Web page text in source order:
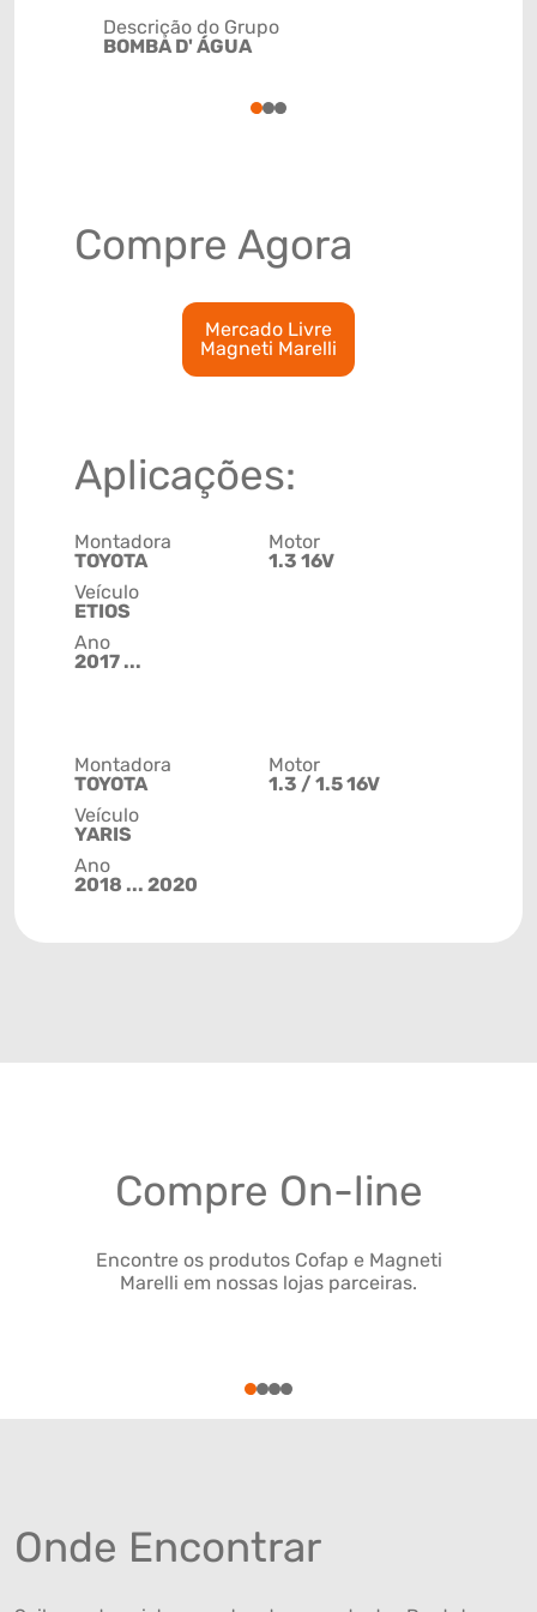
Descrição do Grupo
BOMBA D' ÁGUA
123
Compre Agora
Mercado Livre
Magneti Marelli
Aplicações:
Montadora
TOYOTA
Veículo
ETIOS
Ano
2017 ...
Motor
1.3 16V
Montadora
TOYOTA
Veículo
YARIS
Ano
2018 ... 2020
Motor
1.3 / 1.5 16V
Compre On-line
Encontre os produtos Cofap e Magneti
Marelli em nossas lojas parceiras.
1234
Onde Encontrar